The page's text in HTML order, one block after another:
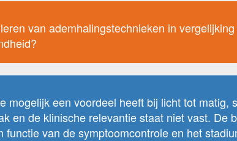
van ademhalingstechnieken in
mogelijk een voordeel heeft bij licht tot
en de klinische relevantie staat niet vast.
van de symptoomcontrole en het